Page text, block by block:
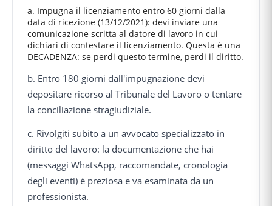
a. Impugna il licenziamento entro 60 giorni dalla
data di ricezione (13/12/2021): devi inviare una
comunicazione scritta al datore di lavoro in cui
dichiari di contestare il licenziamento. Questa è una
DECADENZA: se perdi questo termine, perdi il diritto.
b. Entro 180 giorni dall'impugnazione devi
depositare ricorso al Tribunale del Lavoro o tentare
la conciliazione stragiudiziale.
c. Rivolgiti subito a un avvocato specializzato in
diritto del lavoro: la documentazione che hai
(messaggi WhatsApp, raccomandate, cronologia
degli eventi) è preziosa e va esaminata da un
professionista.